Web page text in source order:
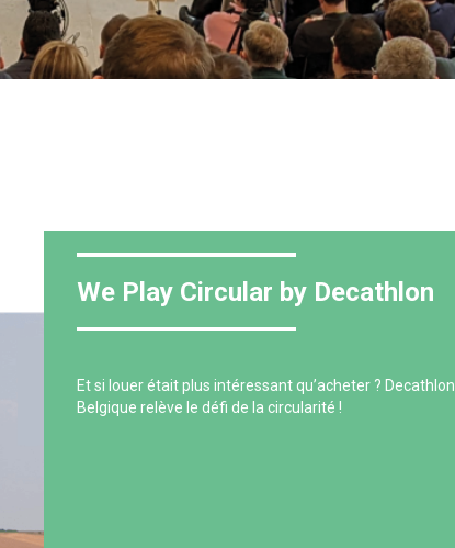
We Play Circular by Decathlon
Et si louer était plus intéressant qu’acheter ? Decathlon
Belgique relève le défi de la circularité !